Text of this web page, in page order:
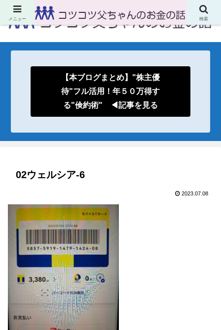
【本ブログまとめ】"株主優
待"フル活用！年５０万得す
る"倹約術" ◀記事を見る
02ウェルシア-6
2023.07.08
メニュー 検索